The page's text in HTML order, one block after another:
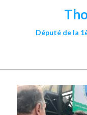
Député de la